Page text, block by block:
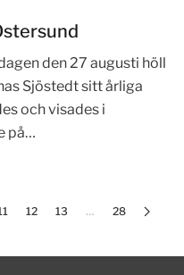
den 27 augusti höll
Sjöstedt sitt årliga
och visades i
på…
12 13 … 28